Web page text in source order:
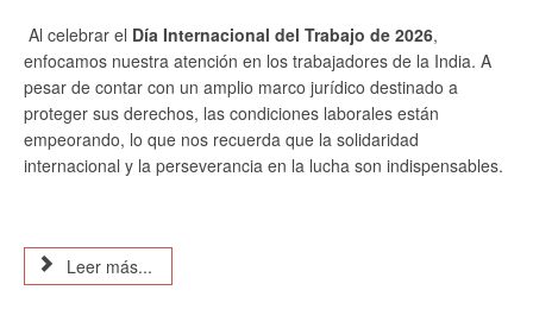
Al celebrar el Día Internacional del Trabajo de 2026,
enfocamos nuestra atención en los trabajadores de la India. A
pesar de contar con un amplio marco jurídico destinado a
proteger sus derechos, las condiciones laborales están
empeorando, lo que nos recuerda que la solidaridad
internacional y la perseverancia en la lucha son indispensables.
Leer más...